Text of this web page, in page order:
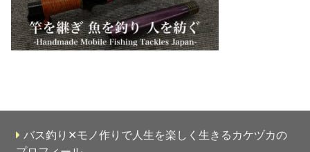
バス釣り✕モノ作りで人生を楽しく生きるカケヅカの